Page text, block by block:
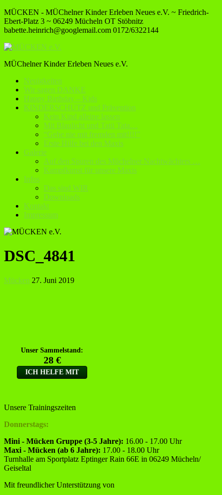
MÜCKEN - MÜChelner Kinder Erleben Neues e.V. ~ Friedrich-
Ebert-Platz 3 ~ 06249 Mücheln OT Stöbnitz
babette.heinrich@googlemail.com 0172/6322144
MÜChelner Kinder Erleben Neues e.V.
Neuigkeiten
Wir sagen DANKE
Happy Birthday – Kids
KINDERSCHUTZ und Prävention
Kein Kind alleine lassen
Mit Blaulicht und Tatü Tata…
“Gehe nie mit fremden mit!!!!”
Erste Hilfe bei den Maxis
Galerie
Auf den Spuren des Müchelner Nachtwächters …
Kampfkunst für unsere Maxis
Infos
Das sind WIR
Downloads
Kontakt
Impressum
DSC_4841
Mücken 27. Juni 2019
Unsere Trainingszeiten
Donnerstags:
Mini - Mücken Gruppe (3-5 Jahre): 16.00 - 17.00 Uhr
Maxi - Mücken (ab 6 Jahre): 17.00 - 18.00 Uhr
Turnhalle am Sportplatz Eptinger Rain 66E in 06249 Mücheln/
Geiseltal
Mit freundlicher Unterstützung von